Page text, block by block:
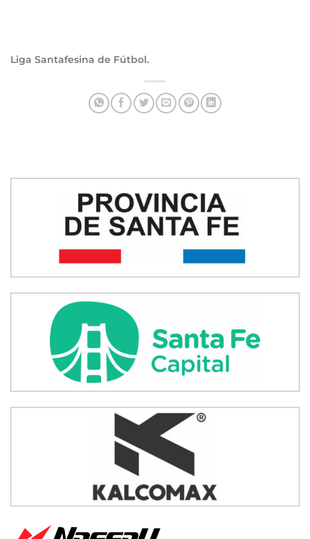
Liga Santafesina de Fútbol.